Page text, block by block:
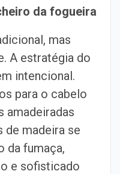
da fogueira
mas
A estratégia do
intencional.
para o cabelo
amadeiradas
de madeira se
da fumaça,
e sofisticado